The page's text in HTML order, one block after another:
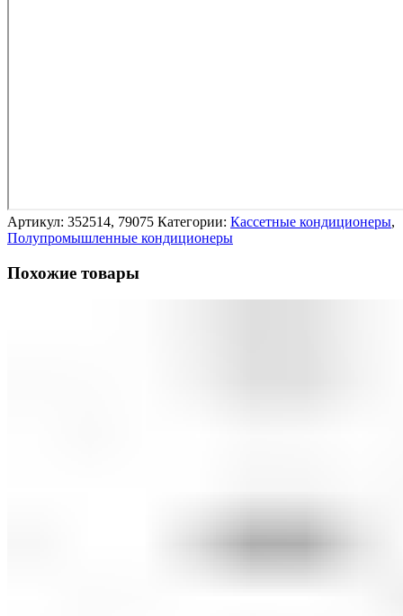
Артикул: 352514, 79075 Категории: Кассетные кондиционеры,
Полупромышленные кондиционеры
Похожие товары